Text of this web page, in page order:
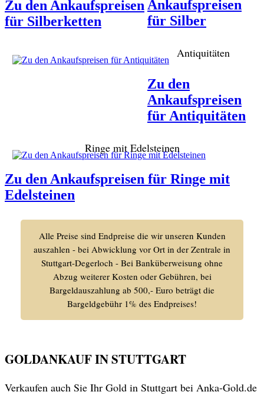
Zu den Ankaufspreisen
für Silberketten
Ankaufspreisen
für Silber
Antiquitäten
Zu den
Ankaufspreisen
für Antiquitäten
Ringe mit Edelsteinen
Zu den Ankaufspreisen für Ringe mit
Edelsteinen
Alle Preise sind Endpreise die wir unseren Kunden
auszahlen - bei Abwicklung vor Ort in der Zentrale in
Stuttgart-Degerloch - Bei Banküberweisung ohne
Abzug weiterer Kosten oder Gebühren, bei
Bargeldauszahlung ab 500,- Euro beträgt die
Bargeldgebühr 1% des Endpreises!
GOLDANKAUF IN STUTTGART
Verkaufen auch Sie Ihr Gold in Stuttgart bei Anka-Gold.de